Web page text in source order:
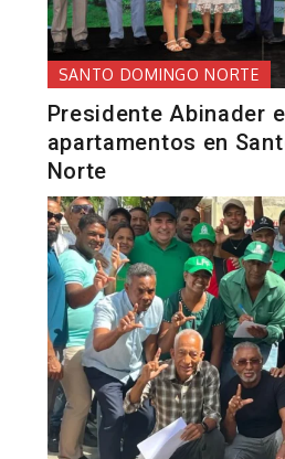
SANTO DOMINGO NORTE
Presidente Abinader
apartamentos en
Norte